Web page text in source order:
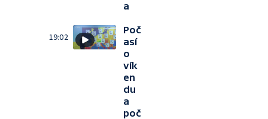
a
19:02
Poč
así
o
vík
en
du
a
poč